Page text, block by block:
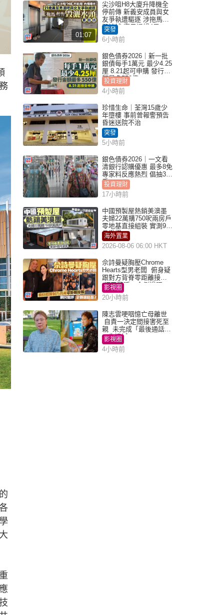
01:07
尖沙咀H8大廈升降機全
停前傳 新義安成員與女
友爭執遭驅逐 涉拖馬刑
毀被捕 警另通緝4男
突發
6小時前
銀色債券2026｜新一批
銀債每手1萬元 最少4.25
厘 8.21起可申購 發行金
額最多550億
投資理財
4小時前
珍惜生命｜荃灣15歲少
年墮樓 事前曾報警預告
昏迷送院不治
突發
5小時前
銀色債券2026｜一文看
清銀行認購優惠 最多8免
專家料反應熱烈 倡抽30
手
投資理財
17小時前
中國預製屋熱銷美澳墨
夫婦22萬購750呎兩房戶
零地基直接組裝 實測9個
月激讚
海外置業
2026-08-06 06:00 HKT
佘詩曼疑胸壓Chrome
Hearts型男老闆 俯身疑
跟對方背脊零距離接觸
網民驚呼：企側邊唔
得？
影視圈
20小時前
陳志雲哽咽憶亡母離世
自責一決定間接害死至
親 未完成「最後通話」
一生遺憾
影視圈
4小時前